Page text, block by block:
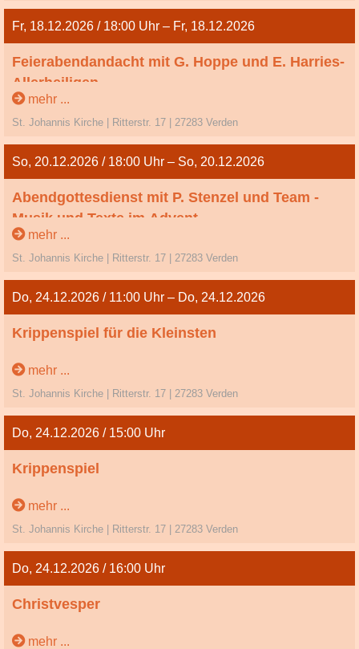
Fr, 18.12.2026 / 18:00 Uhr – Fr, 18.12.2026
Feierabendandacht mit G. Hoppe und E. Harries-
Allerheiligen
musikalische Begleitung von H. Neddens
mehr ...
St. Johannis Kirche | Ritterstr. 17 | 27283 Verden
So, 20.12.2026 / 18:00 Uhr – So, 20.12.2026
Abendgottesdienst mit P. Stenzel und Team -
Musik und Texte im Advent
mehr ...
St. Johannis Kirche | Ritterstr. 17 | 27283 Verden
Do, 24.12.2026 / 11:00 Uhr – Do, 24.12.2026
Krippenspiel für die Kleinsten
Heiligabend
mehr ...
St. Johannis Kirche | Ritterstr. 17 | 27283 Verden
Do, 24.12.2026 / 15:00 Uhr
Krippenspiel
Heiligabend
mehr ...
St. Johannis Kirche | Ritterstr. 17 | 27283 Verden
Do, 24.12.2026 / 16:00 Uhr
Christvesper
Heiligabend
mehr ...